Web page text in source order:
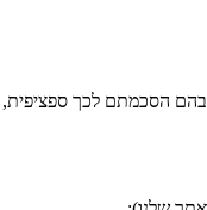
הסכמתם לכך